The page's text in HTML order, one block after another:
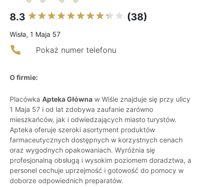
8.3 (38)
Wisła, 1 Maja 57
Pokaż numer telefonu
O firmie:
Placówka Apteka Główna w Wiśle znajduje się przy ulicy
1 Maja 57 i od lat zdobywa zaufanie zarówno
mieszkańców, jak i odwiedzających miasto turystów.
Apteka oferuje szeroki asortyment produktów
farmaceutycznych dostępnych w korzystnych cenach
oraz wygodnych opakowaniach. Wyróżnia się
profesjonalną obsługą i wysokim poziomem doradztwa, a
personel cechuje uprzejmość i gotowość do pomocy w
doborze odpowiednich preparatów.